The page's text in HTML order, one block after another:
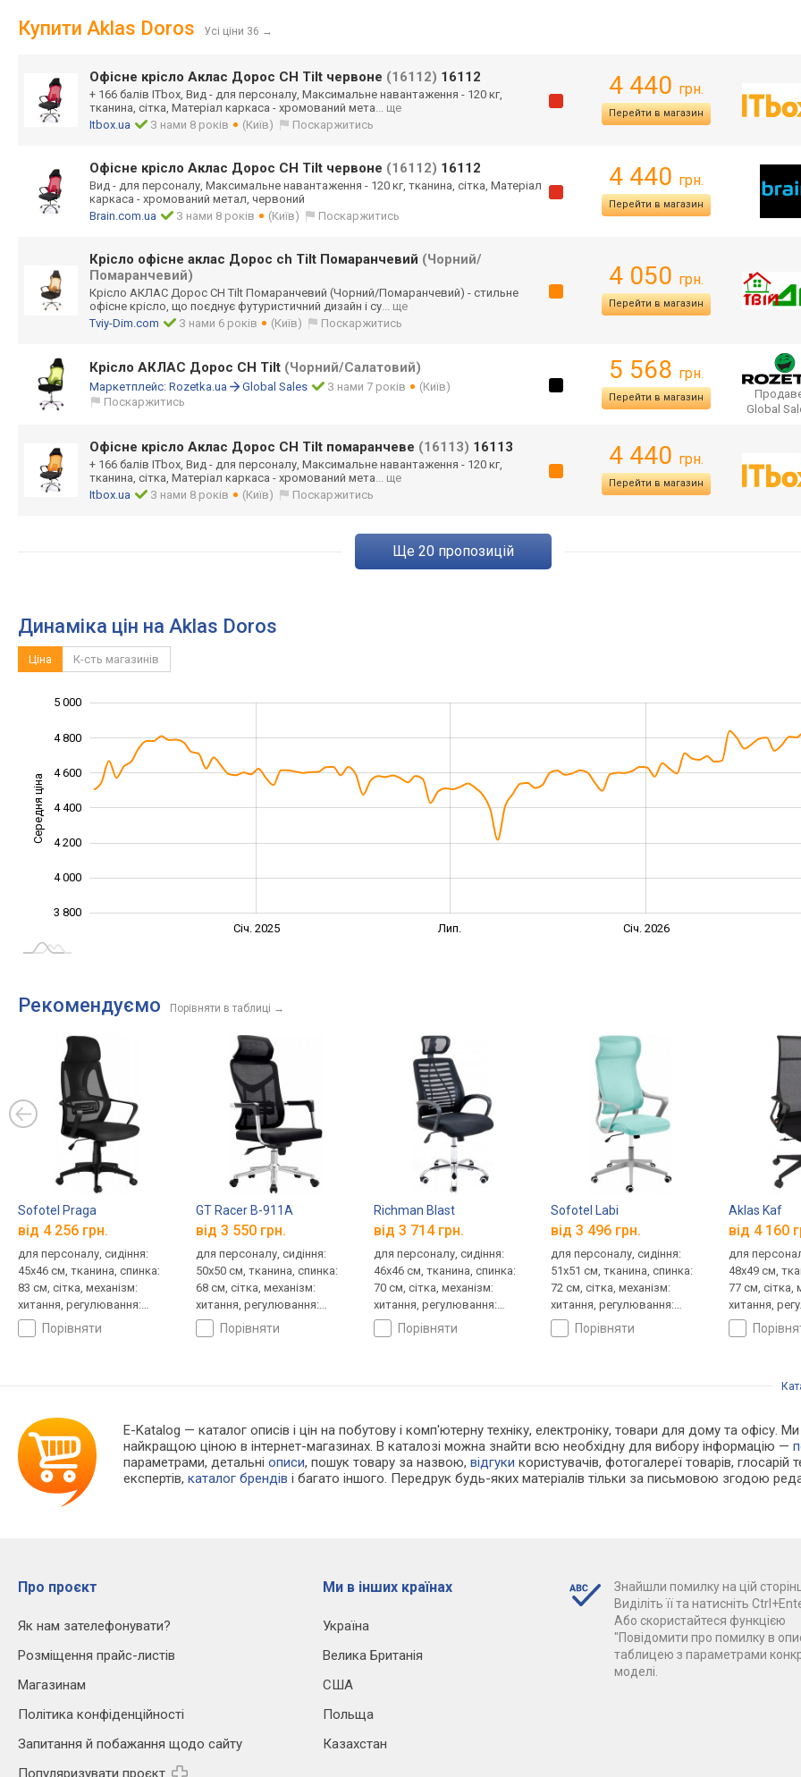
Купити Aklas Doros Усі ціни 36 →
Офісне крісло Аклас Дорос CH Tilt червоне (16112) 16112
+ 166 балів ITbox, Вид - для персоналу, Максимальне навантаження - 120 кг,
тканина, сітка, Матеріал каркаса - хромований мета... ще
Itbox.ua
З нами 8 років (Київ) Поскаржитись
4 440 грн.
Перейти в магазин
Офісне крісло Аклас Дорос CH Tilt червоне (16112) 16112
Вид - для персоналу, Максимальне навантаження - 120 кг, тканина, сітка, Матеріал
каркаса - хромований метал, червоний
Brain.com.ua
З нами 8 років (Київ) Поскаржитись
4 440 грн.
Перейти в магазин
Крісло офісне аклас Дорос ch Tilt Помаранчевий (Чорний/
Помаранчевий)
Крісло АКЛАС Дорос CH Tilt Помаранчевий (Чорний/Помаранчевий) - стильне
офісне крісло, що поєднує футуристичний дизайн і су... ще
Tviy-Dim.com
З нами 6 років (Київ) Поскаржитись
4 050 грн.
Перейти в магазин
Крісло АКЛАС Дорос CH Tilt (Чорний/Салатовий)
Маркетплейс: Rozetka.ua Global Sales З нами 7 років
(Київ)
Поскаржитись
5 568 грн.
Перейти в магазин
Global
Офісне крісло Аклас Дорос CH Tilt помаранчеве (16113) 16113
+ 166 балів ITbox, Вид - для персоналу, Максимальне навантаження - 120 кг,
тканина, сітка, Матеріал каркаса - хромований мета... ще
Itbox.ua
З нами 8 років (Київ) Поскаржитись
4 440 грн.
Перейти в магазин
ще 20 пропозицій
Динаміка цін на Aklas Doros
Ціна К-сть магазинів
Середня ціна 3 800
3 800
4 000
4 200
4 400
4 600
4 800
5 000
Січ. 2025 Лип. Січ. 2026
Рекомендуємо Порівняти в таблиці →
Sofotel Praga
від 4 256 грн.
для персоналу, сидіння:
45x46 см, тканина, спинка:
83 см, сітка, механізм:
хитання, регулювання:
висоти, жорсткості
порівняти
GT Racer B-911A
від 3 550 грн.
для персоналу, сидіння:
50x50 см, тканина, спинка:
68 см, сітка, механізм:
хитання, регулювання:
нахилу, висоти, жорсткості
порівняти
Richman Blast
від 3 714 грн.
для персоналу, сидіння:
46x46 см, тканина, спинка:
70 см, сітка, механізм:
хитання, регулювання:
висоти, жорсткості
порівняти
Sofotel Labi
від 3 496 грн.
для персоналу, сидіння:
51x51 см, тканина, спинка:
72 см, сітка, механізм:
хитання, регулювання:
висоти, жорсткості
порівняти
Aklas Kaf
від 4 160
для
48x49 см,
77 см, сітка,
хитання,
висоти,
E-Katalog — каталог описів і цін на побутову і комп'ютерну техніку, електроніку, товари для дому та офісу.
найкращою ціною в інтернет-магазинах. В каталозі можна знайти всю необхідну для вибору інформацію —
параметрами, детальніописи, пошук товару за назвою,відгуки користувачів, фотогалереї товарів, глосарій
експертів,каталог брендів і багато іншого. Передрук будь-яких матеріалів тільки за письмовою згодою
Про проєкт
Як нам зателефонувати?
Розміщення прайс-листів
Магазинам
Політика конфіденційності
Запитання й побажання щодо сайту
Ми в інших країнах
Україна
Велика Британія
США
Польща
Казахстан
Знайшли помилку на цій
Виділіть її та натисніть
Або скористайтеся функцією
"Повідомити про помилку в
таблицею з параметрами
моделі.